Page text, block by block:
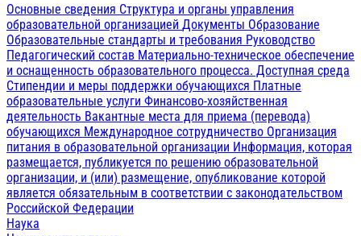
Основные сведения Структура и органы управления
образовательной организацией Документы Образование
Образовательные стандарты и требования Руководство
Педагогический состав Материально-техническое обеспечение
и оснащенность образовательного процесса. Доступная среда
Стипендии и меры поддержки обучающихся Платные
образовательные услуги Финансово-хозяйственная
деятельность Вакантные места для приема (перевода)
обучающихся Международное сотрудничество Организация
питания в образовательной организации Информация, которая
размещается, публикуется по решению образовательной
организации, и (или) размещение, опубликование которой
является обязательным в соответствии с законодательством
Российской Федерации
Наука